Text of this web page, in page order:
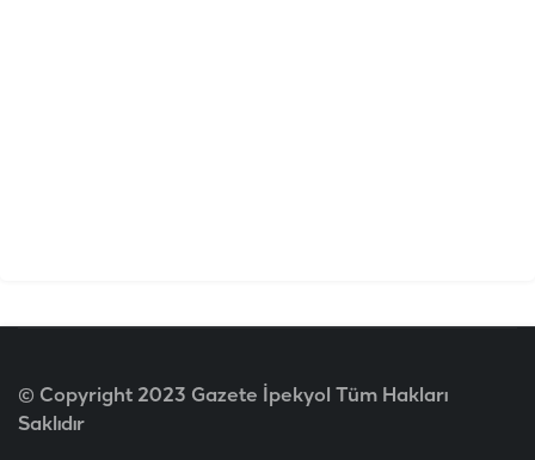
© Copyright 2023 Gazete İpekyol Tüm Hakları
Saklıdır